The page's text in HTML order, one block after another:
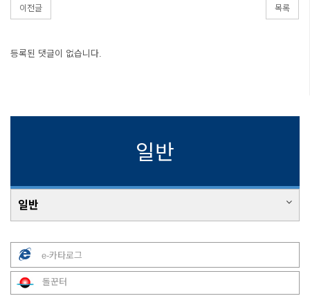
이전글 목록
등록된 댓글이 없습니다.
일반
일반
e-카타로그
돌꾼터